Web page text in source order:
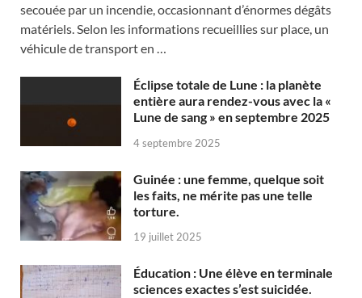
secouée par un incendie, occasionnant d’énormes dégâts
matériels. Selon les informations recueillies sur place, un
véhicule de transport en …
Éclipse totale de Lune : la planète
entière aura rendez-vous avec la «
Lune de sang » en septembre 2025
4 septembre 2025
Guinée : une femme, quelque soit
les faits, ne mérite pas une telle
torture.
19 juillet 2025
Éducation : Une élève en terminale
sciences exactes s’est suicidée.